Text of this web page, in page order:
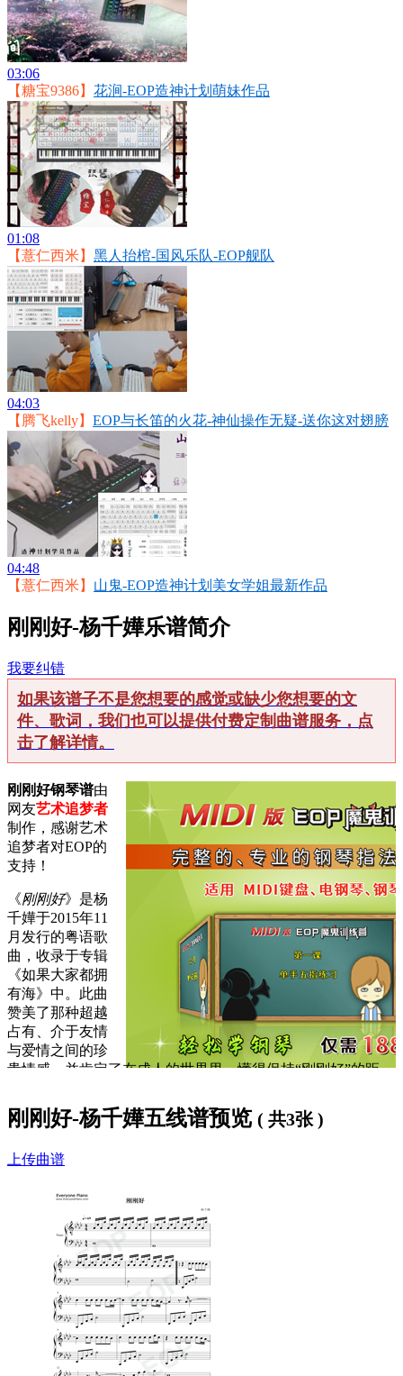
03:06
【糖宝9386】 花涧-EOP造神计划萌妹作品
01:08
【薏仁西米】 黑人抬棺-国风乐队-EOP舰队
04:03
【腾飞kelly】 EOP与长笛的火花-神仙操作无疑-送你这对翅膀
04:48
【薏仁西米】 山鬼-EOP造神计划美女学姐最新作品
刚刚好-杨千嬅乐谱简介
我要纠错
如果该谱子不是您想要的感觉或缺少您想要的文
件、歌词，我们也可以提供付费定制曲谱服务，点
击了解详情。
刚刚好钢琴谱由
网友艺术追梦者
制作，感谢艺术
追梦者对EOP的
支持！
《刚刚好》是杨
千嬅于2015年11
月发行的粤语歌
曲，收录于专辑
《如果大家都拥
有海》中。此曲
赞美了那种超越
占有、介于友情
与爱情之间的珍
贵情感，并肯定了在成人的世界里，懂得保持“刚刚好”的距
歌词下方是刚刚好钢琴谱，大家可以免费下载学习
刚刚好歌词：
相识识得不太浅
心声讲得不太深
不必知的不知道 也好
梯级攀得不太高
漫漫步亦像过路
仿佛刚巧讲这句 你好
还是会想念
还是会想念
时候没太晚和太早 正好
好不好给天数数
刚刚好-杨千嬅五线谱预览 ( 共3张 )
上传曲谱